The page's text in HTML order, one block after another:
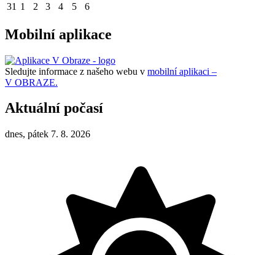
31 1 2 3 4 5 6
Mobilní aplikace
Sledujte informace z našeho webu v mobilní aplikaci –
V OBRAZE.
Aktuální počasí
dnes, pátek 7. 8. 2026